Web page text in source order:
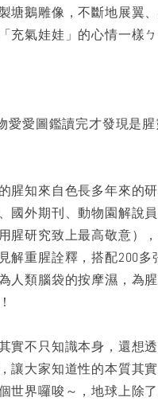
塘鵝雕像，不斷地展翼
充氣娃娃」的心情一樣ㄅ
愛圖鑑讀完才發現是腥
腥知來自色長多年來的
國外期刊、動物園解說
腥研究致上最高敬意）
解重腥詮釋，搭配200
人類腦袋的按摩濕，為
實不只知識本身，還想
讓大家知道性的本質其
世界囉唆～，地球上除